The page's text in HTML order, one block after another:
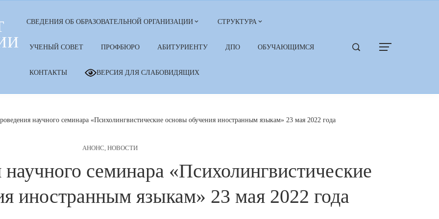
СВЕДЕНИЯ ОБ ОБРАЗОВАТЕЛЬНОЙ ОРГАНИЗАЦИИ СТРУКТУРА
УЧЕНЫЙ СОВЕТ ПРОФБЮРО АБИТУРИЕНТУ ДПО ОБУЧАЮЩИМСЯ
КОНТАКТЫ ВЕРСИЯ ДЛЯ СЛАБОВИДЯЩИХ
научного семинара «Психолингвистические основы обучения иностранным языкам» 23 мая 2022 года
АНОНС, НОВОСТИ
семинара «Психолингвистические
иностранным языкам» 23 мая 2022 года